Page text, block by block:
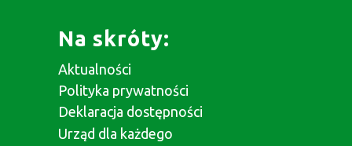
Na skróty:
Aktualności
Polityka prywatności
Deklaracja dostępności
Urząd dla każdego